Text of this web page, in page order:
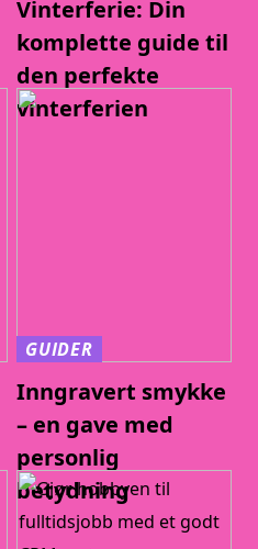
Vinterferie: Din
komplette guide til
den perfekte
vinterferien
GUIDER
Inngravert smykke
– en gave med
personlig
betydning